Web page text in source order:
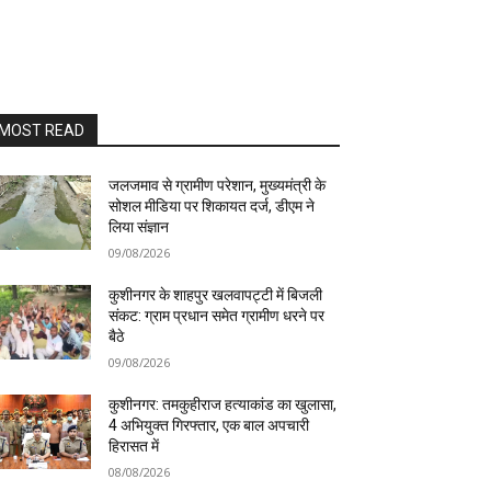
READ
जलजमाव से ग्रामीण परेशान, मुख्यमंत्री के
सोशल मीडिया पर शिकायत दर्ज, डीएम ने
लिया संज्ञान
09/08/2026
कुशीनगर के शाहपुर खलवापट्टी में बिजली
संकट: ग्राम प्रधान समेत ग्रामीण धरने पर
बैठे
09/08/2026
कुशीनगर: तमकुहीराज हत्याकांड का खुलासा,
4 अभियुक्त गिरफ्तार, एक बाल अपचारी
हिरासत में
08/08/2026